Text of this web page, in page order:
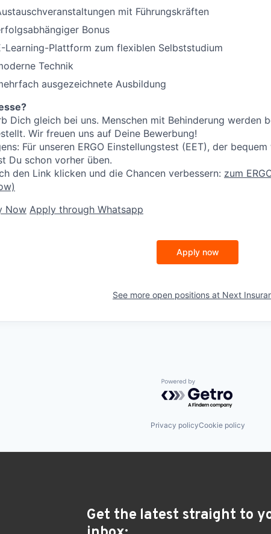
mit Führungskräften
Bonus
Learning-Plattform zum flexiblen Selbststudium
Technik
ausgezeichnete Ausbildung
Dich gleich bei uns. Menschen mit Behinderung werden
Wir freuen uns auf Deine Bewerbung!
Für unseren ERGO Einstellungstest (EET), der
Du schon vorher üben.
den Link klicken und die Chancen verbessern: zum
Now Apply through Whatsapp
Apply now
See more open positions at Next
Powered by Getro.com
Privacy policyCookie policy
Get the latest straight to